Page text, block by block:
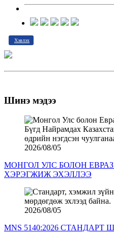
Хэвлэх
Шинэ мэдээ
2026/08/05
МОНГОЛ УЛС БОЛОН
ХЭРЭГЖИЖ ЭХЭЛЛЭЭ
2026/08/05
MNS 5140:2026